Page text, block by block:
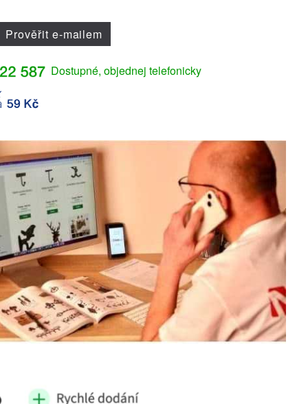
Prověřit e-mailem
Dostupné, objednej telefonicky